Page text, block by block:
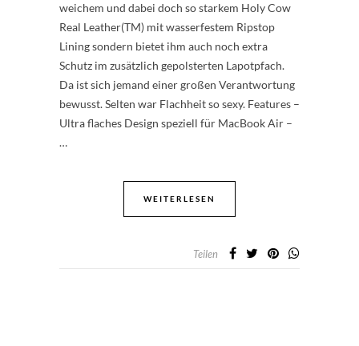
weichem und dabei doch so starkem Holy Cow
Real Leather(TM) mit wasserfestem Ripstop
Lining sondern bietet ihm auch noch extra
Schutz im zusätzlich gepolsterten Lapotpfach.
Da ist sich jemand einer großen Verantwortung
bewusst. Selten war Flachheit so sexy. Features –
Ultra flaches Design speziell für MacBook Air –
…
WEITERLESEN
Teilen